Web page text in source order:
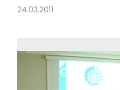
24.03.2011